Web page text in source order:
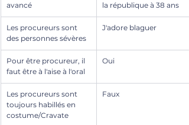
avancé
la république à 38 ans
Les procureurs sont
des personnes sévères
J'adore blaguer
Pour être procureur, il
faut être à l'aise à l'oral
Oui
Les procureurs sont
toujours habillés en
costume/Cravate
Faux